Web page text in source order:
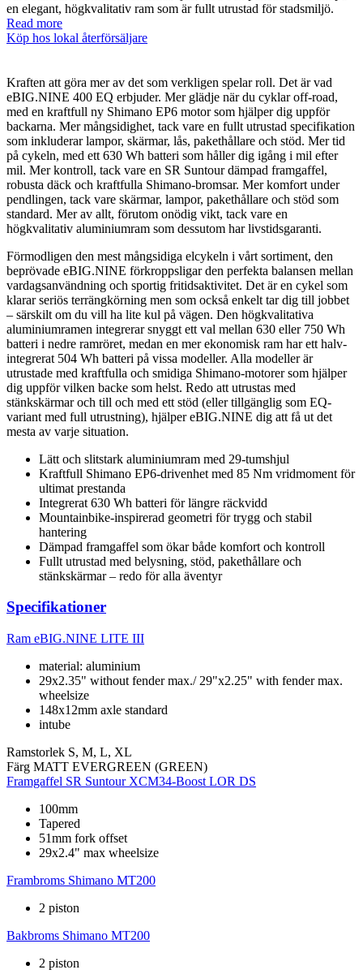
en elegant, högkvalitativ ram som är fullt utrustad för stadsmiljö.
Read more
Köp hos lokal återförsäljare
Kraften att göra mer av det som verkligen spelar roll. Det är vad
eBIG.NINE 400 EQ erbjuder. Mer glädje när du cyklar off-road,
med en kraftfull ny Shimano EP6 motor som hjälper dig uppför
backarna. Mer mångsidighet, tack vare en fullt utrustad specifikation
som inkluderar lampor, skärmar, lås, pakethållare och stöd. Mer tid
på cykeln, med ett 630 Wh batteri som håller dig igång i mil efter
mil. Mer kontroll, tack vare en SR Suntour dämpad framgaffel,
robusta däck och kraftfulla Shimano-bromsar. Mer komfort under
pendlingen, tack vare skärmar, lampor, pakethållare och stöd som
standard. Mer av allt, förutom onödig vikt, tack vare en
högkvalitativ aluminiumram som dessutom har livstidsgaranti.
Förmodligen den mest mångsidiga elcykeln i vårt sortiment, den
beprövade eBIG.NINE förkroppsligar den perfekta balansen mellan
vardagsanvändning och sportig fritidsaktivitet. Det är en cykel som
klarar seriös terrängkörning men som också enkelt tar dig till jobbet
– särskilt om du vill ha lite kul på vägen. Den högkvalitativa
aluminiumramen integrerar snyggt ett val mellan 630 eller 750 Wh
batteri i nedre ramröret, medan en mer ekonomisk ram har ett halv-
integrerat 504 Wh batteri på vissa modeller. Alla modeller är
utrustade med kraftfulla och smidiga Shimano-motorer som hjälper
dig uppför vilken backe som helst. Redo att utrustas med
stänkskärmar och till och med ett stöd (eller tillgänglig som EQ-
variant med full utrustning), hjälper eBIG.NINE dig att få ut det
mesta av varje situation.
Lätt och slitstark aluminiumram med 29-tumshjul
Kraftfull Shimano EP6-drivenhet med 85 Nm vridmoment för
ultimat prestanda
Integrerat 630 Wh batteri för längre räckvidd
Mountainbike-inspirerad geometri för trygg och stabil
hantering
Dämpad framgaffel som ökar både komfort och kontroll
Fullt utrustad med belysning, stöd, pakethållare och
stänkskärmar – redo för alla äventyr
Specifikationer
Ram eBIG.NINE LITE III
material: aluminium
29x2.35" without fender max./ 29"x2.25" with fender max.
wheelsize
148x12mm axle standard
intube
Ramstorlek S, M, L, XL
Färg MATT EVERGREEN (GREEN)
Framgaffel SR Suntour XCM34-Boost LOR DS
100mm
Tapered
51mm fork offset
29x2.4" max wheelsize
Frambroms Shimano MT200
2 piston
Bakbroms Shimano MT200
2 piston